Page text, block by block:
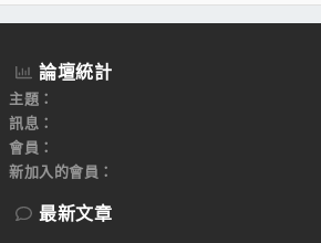
論壇統計
主題
訊息
會員
新加入的會員
最新文章